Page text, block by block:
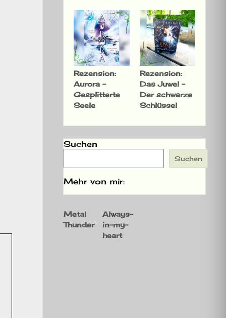
Rezension:
Aurora –
Gesplitterte
Seele
Rezension:
Das Juwel –
Der schwarze
Schlüssel
Suchen
Suchen
Mehr von mir:
Metal
Thunder
Always-
in-my-
heart